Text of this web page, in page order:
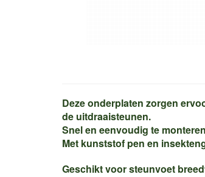
Deze onderplaten zorgen
de uitdraaisteunen.
Snel en eenvoudig te
Met kunststof pen en
Geschikt voor steunvoet